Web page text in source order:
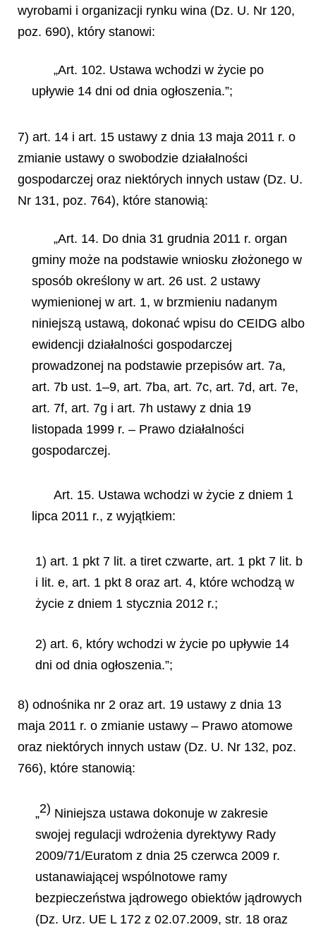
wyrobami i organizacji rynku wina (Dz. U. Nr 120,
poz. 690), który stanowi:
„Art. 102. Ustawa wchodzi w życie po
upływie 14 dni od dnia ogłoszenia.”;
7) art. 14 i art. 15 ustawy z dnia 13 maja 2011 r. o
zmianie ustawy o swobodzie działalności
gospodarczej oraz niektórych innych ustaw (Dz. U.
Nr 131, poz. 764), które stanowią:
„Art. 14. Do dnia 31 grudnia 2011 r. organ
gminy może na podstawie wniosku złożonego w
sposób określony w art. 26 ust. 2 ustawy
wymienionej w art. 1, w brzmieniu nadanym
niniejszą ustawą, dokonać wpisu do CEIDG albo
ewidencji działalności gospodarczej
prowadzonej na podstawie przepisów art. 7a,
art. 7b ust. 1–9, art. 7ba, art. 7c, art. 7d, art. 7e,
art. 7f, art. 7g i art. 7h ustawy z dnia 19
listopada 1999 r. – Prawo działalności
gospodarczej.
Art. 15. Ustawa wchodzi w życie z dniem 1
lipca 2011 r., z wyjątkiem:
1) art. 1 pkt 7 lit. a tiret czwarte, art. 1 pkt 7 lit. b
i lit. e, art. 1 pkt 8 oraz art. 4, które wchodzą w
życie z dniem 1 stycznia 2012 r.;
2) art. 6, który wchodzi w życie po upływie 14
dni od dnia ogłoszenia.”;
8) odnośnika nr 2 oraz art. 19 ustawy z dnia 13
maja 2011 r. o zmianie ustawy – Prawo atomowe
oraz niektórych innych ustaw (Dz. U. Nr 132, poz.
766), które stanowią:
„2) Niniejsza ustawa dokonuje w zakresie
swojej regulacji wdrożenia dyrektywy Rady
2009/71/Euratom z dnia 25 czerwca 2009 r.
ustanawiającej wspólnotowe ramy
bezpieczeństwa jądrowego obiektów jądrowych
(Dz. Urz. UE L 172 z 02.07.2009, str. 18 oraz